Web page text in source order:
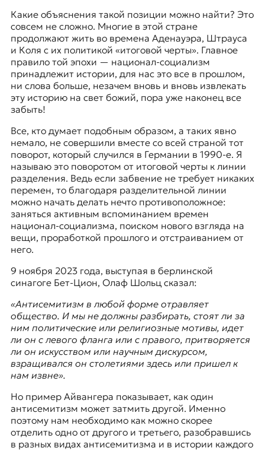
Какие объяснения такой позиции можно найти? Это
совсем не сложно. Многие в этой стране
продолжают жить во времена Аденауэра, Штрауса
и Коля с их политикой «итоговой черты». Главное
правило той эпохи — национал-социализм
принадлежит истории, для нас это все в прошлом,
ни слова больше, незачем вновь и вновь извлекать
эту историю на свет божий, пора уже наконец все
забыть!
Все, кто думает подобным образом, а таких явно
немало, не совершили вместе со всей страной тот
поворот, который случился в Германии в 1990-е. Я
называю это поворотом от итоговой черты к линии
разделения. Ведь если забвение не требует никаких
перемен, то благодаря разделительной линии
можно начать делать нечто противоположное:
заняться активным вспоминанием времен
национал-социализма, поиском нового взгляда на
вещи, проработкой прошлого и отстраиванием от
него.
9 ноября 2023 года, выступая в берлинской
синагоге Бет-Цион, Олаф Шольц сказал:
«Антисемитизм в любой форме отравляет
общество. И мы не должны разбирать, стоят ли за
ним политические или религиозные мотивы, идет
ли он с левого фланга или с правого, притворяется
ли он искусством или научным дискурсом,
взращивался он столетиями здесь или пришел к
нам извне».
Но пример Айвангера показывает, как один
антисемитизм может затмить другой. Именно
поэтому нам необходимо как можно скорее
отделить одно от другого и третьего, разобравшись
в разных видах антисемитизма и в истории каждого